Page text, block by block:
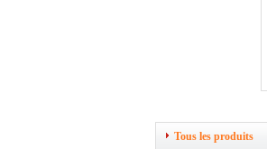
Tous les produits